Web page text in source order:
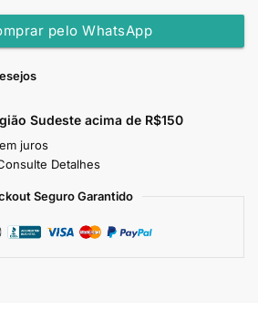
pelo WhatsApp
Sudeste acima de R$150
juros
Detalhes
Seguro Garantido